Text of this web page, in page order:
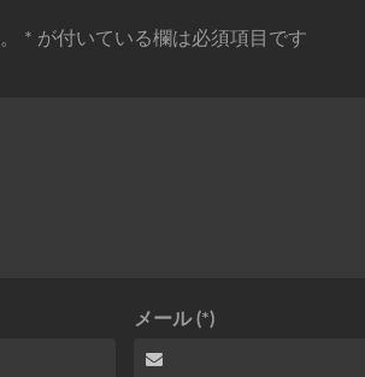
* が付いている欄は必須項目です
メール (*)